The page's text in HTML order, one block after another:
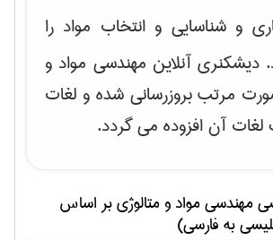
و شناسایی و انتخاب مواد را
دیشکنری آنلاین مهندسی مواد و
مرتب بروزرسانی شده و لغات
لغات آن افزوده می گردد.
مهندسی مواد و متالوژیبر اساس
به فارسی)